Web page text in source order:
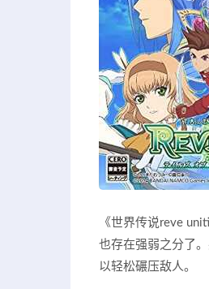
《世界传说reve
也存在强弱之分了
以轻松碾压敌人。